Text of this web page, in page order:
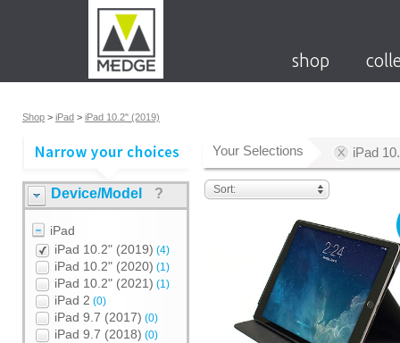
shop
Your Selections iPad
Sort:
Shop > iPad > iPad 10.2" (2019)
Device/Model ?
iPad
iPad 10.2" (2019) (4)
iPad 10.2" (2020) (1)
iPad 10.2" (2021) (1)
iPad 2 (0)
iPad 9.7 (2017) (0)
iPad 9.7 (2018) (0)